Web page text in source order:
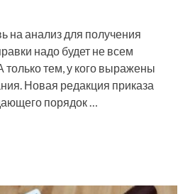
на анализ для получения
надо будет не всем
только тем, у кого выражены
Новая редакция приказа
порядок …